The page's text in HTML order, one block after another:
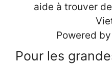
aide à trouver
Powered by
Pour les